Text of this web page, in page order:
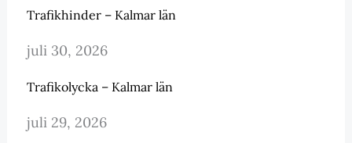
Trafikhinder – Kalmar län
juli 30, 2026
Trafikolycka – Kalmar län
juli 29, 2026